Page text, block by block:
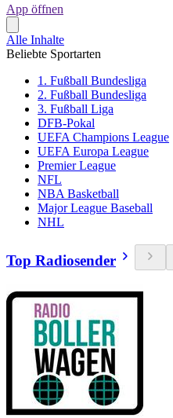
App öffnen
Alle Inhalte
Beliebte Sportarten
1. Fußball Bundesliga
2. Fußball Bundesliga
3. Fußball Liga
DFB-Pokal
UEFA Champions League
UEFA Europa League
Premier League
NFL
NBA Basketball
Major League Baseball
NHL
Top Radiosender